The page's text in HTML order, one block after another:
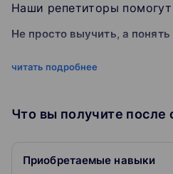
Наши репетиторы помогут
Не просто выучить, а понять
Разобраться в сложном
вопросов
читать подробнее
Что вы получите после
Приобретаемые навыки